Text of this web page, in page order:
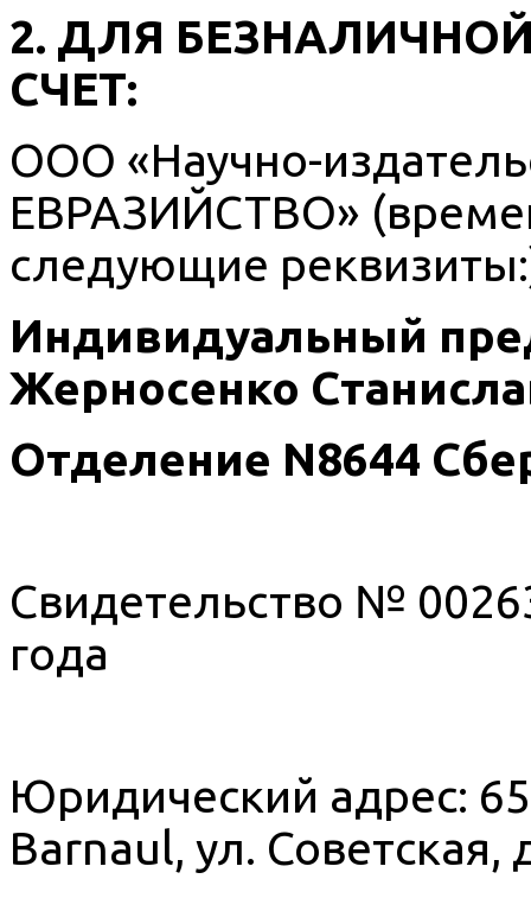
2. ДЛЯ
СЧЕТ:
ООО «Научно-
ЕВРАЗИЙСТВО»
следующие
Индивидуальный
Жерносенко
Отделение N8644
Свидетельство №
года
Юридический адрес:
Barnaul, ул. Советская,